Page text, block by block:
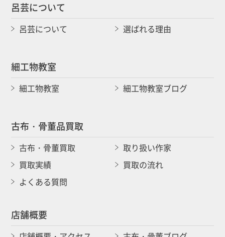
呂芸について
呂芸について 選ばれる理由
細工物教室
細工物教室 細工物教室ブログ
古布・骨董品買取
古布・骨董買取
取り扱い作家
買取実績
買取の流れ
よくある質問
店舗概要